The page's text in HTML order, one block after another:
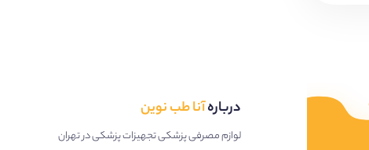
دربارهآنا طب نوین
لوازم مصرفی پزشکی تجهیزات پزشکی در تهران